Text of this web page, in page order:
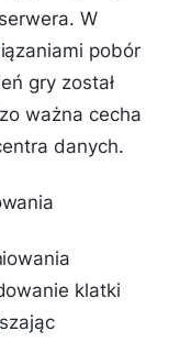
W
pobór
gry został
ważna cecha
danych.
klatki